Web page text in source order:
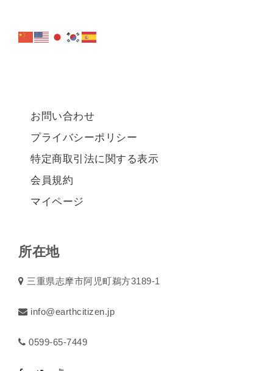
お問い合わせ
プライバシーポリシー
特定商取引法に関する表示
会員規約
マイページ
所在地
三重県志摩市阿児町鵜方3189-1
info@earthcitizen.jp
0599-65-7449